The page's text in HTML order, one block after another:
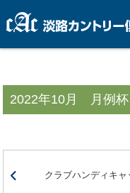
2022年10月 月例杯
クラブハンディキ